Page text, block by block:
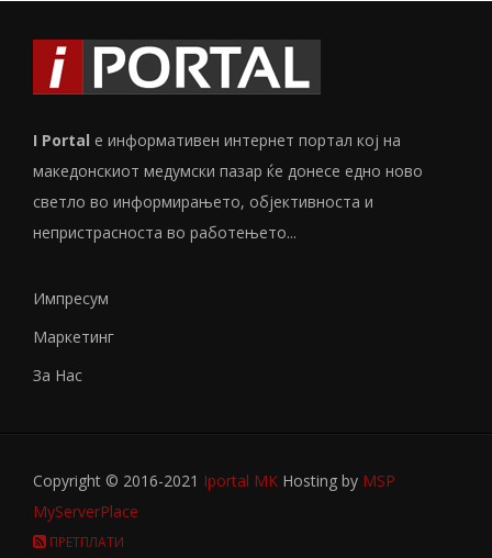
I Portal е информативен интернет портал кој на
македонскиот медумски пазар ќе донесе едно ново
светло во информирањето, објективноста и
непристрасноста во работењето...
Импресум
Маркетинг
За Нас
Copyright © 2016-2021 Iportal MK Hosting by MSP
MyServerPlace
ПРЕТПЛАТИ